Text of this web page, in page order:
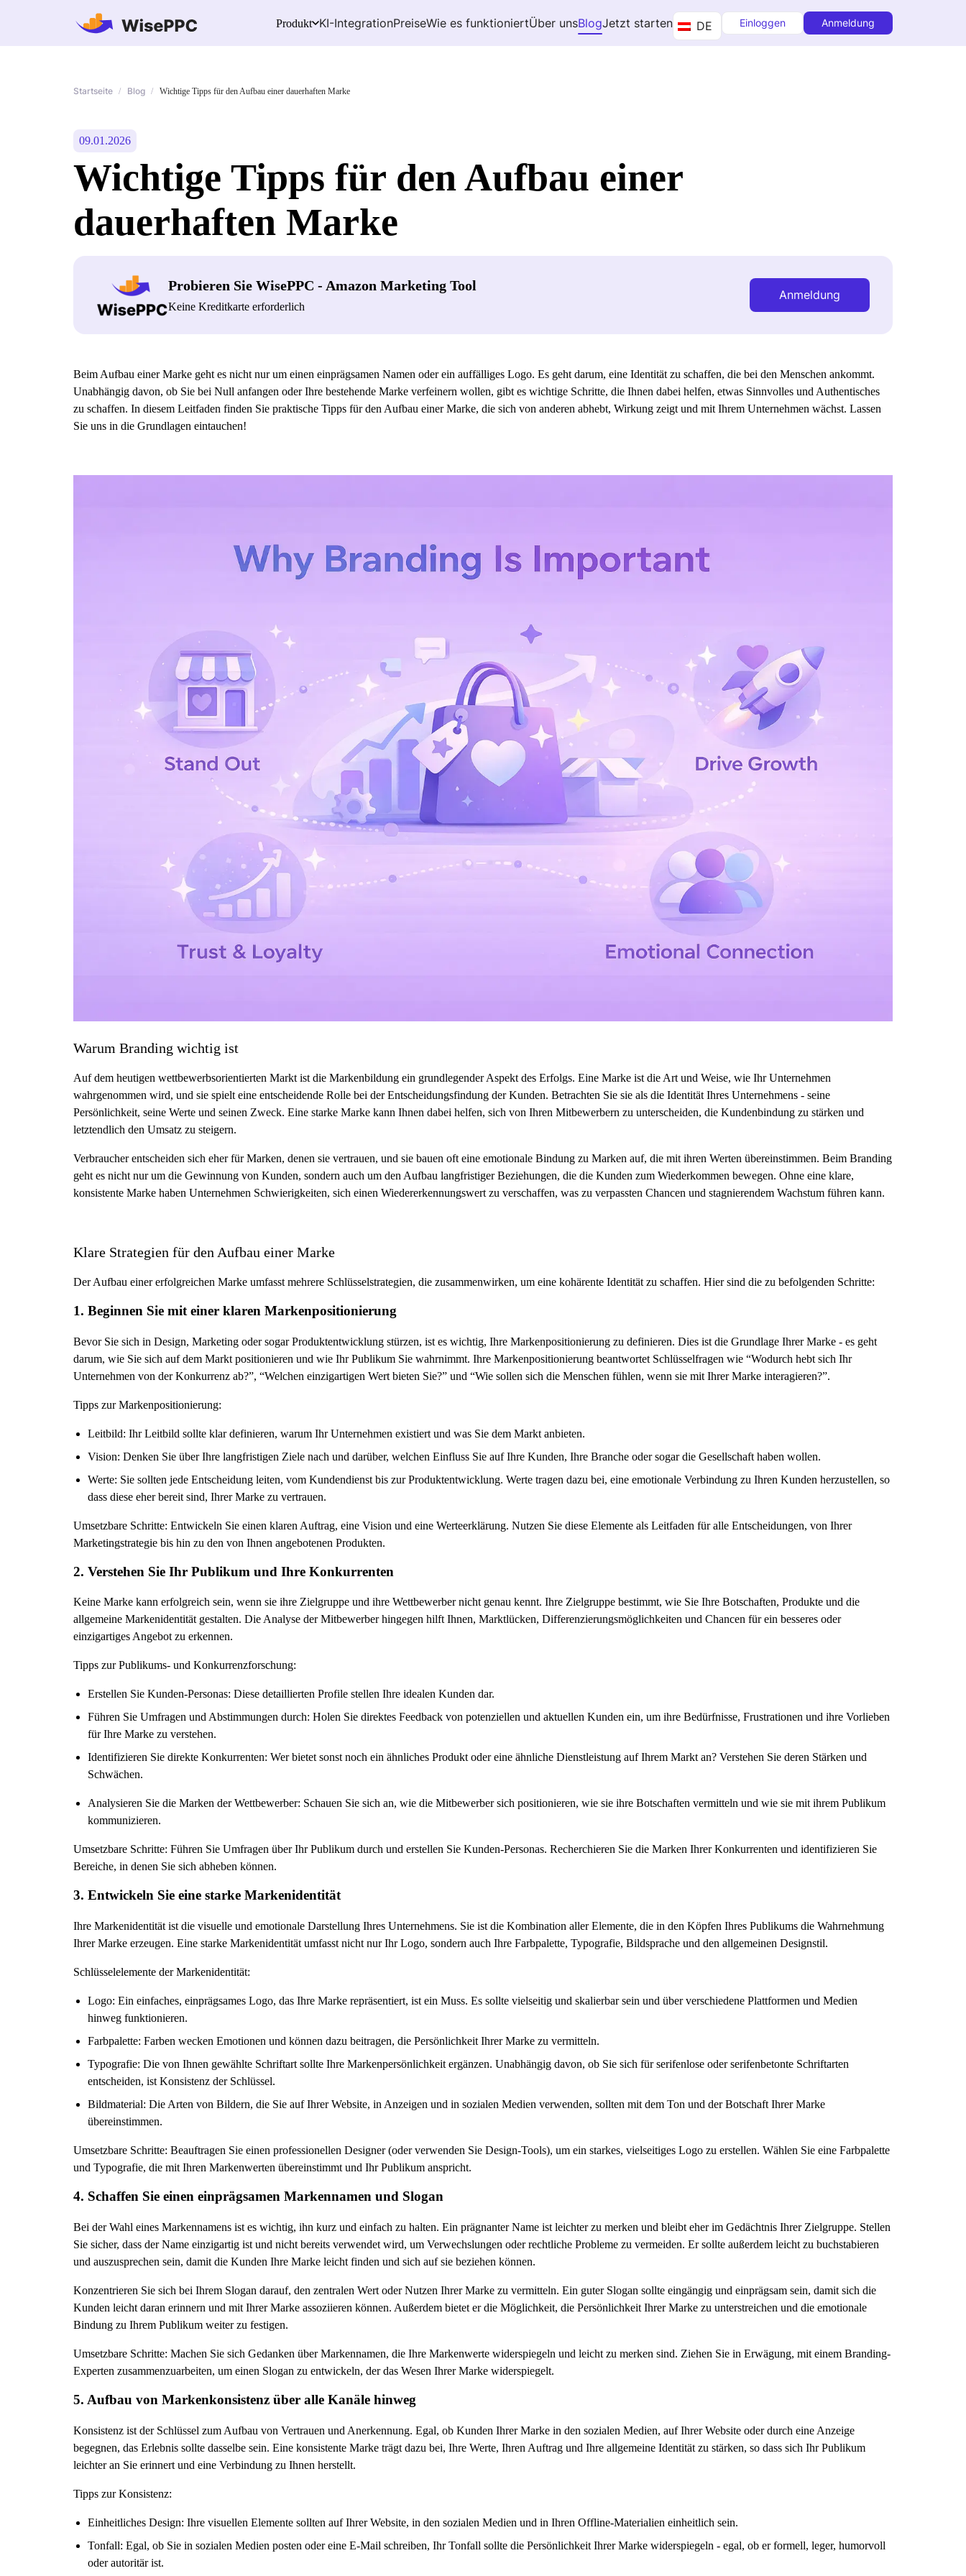
Produkt KI-IntegrationPreiseWie es funktioniertÜber unsBlogJetzt starten DE Einloggen Anmeldung
Startseite / Blog / Wichtige Tipps für den Aufbau einer dauerhaften Marke
09.01.2026
Wichtige Tipps für den Aufbau einer
dauerhaften Marke
Probieren Sie WisePPC - Amazon Marketing Tool
Keine Kreditkarte erforderlich
Anmeldung
Beim Aufbau einer Marke geht es nicht nur um einen einprägsamen Namen oder ein auffälliges Logo. Es geht darum, eine Identität zu schaffen, die bei den Menschen ankommt.
Unabhängig davon, ob Sie bei Null anfangen oder Ihre bestehende Marke verfeinern wollen, gibt es wichtige Schritte, die Ihnen dabei helfen, etwas Sinnvolles und Authentisches
zu schaffen. In diesem Leitfaden finden Sie praktische Tipps für den Aufbau einer Marke, die sich von anderen abhebt, Wirkung zeigt und mit Ihrem Unternehmen wächst. Lassen
Sie uns in die Grundlagen eintauchen!
Warum Branding wichtig ist
Auf dem heutigen wettbewerbsorientierten Markt ist die Markenbildung ein grundlegender Aspekt des Erfolgs. Eine Marke ist die Art und Weise, wie Ihr Unternehmen
wahrgenommen wird, und sie spielt eine entscheidende Rolle bei der Entscheidungsfindung der Kunden. Betrachten Sie sie als die Identität Ihres Unternehmens - seine
Persönlichkeit, seine Werte und seinen Zweck. Eine starke Marke kann Ihnen dabei helfen, sich von Ihren Mitbewerbern zu unterscheiden, die Kundenbindung zu stärken und
letztendlich den Umsatz zu steigern.
Verbraucher entscheiden sich eher für Marken, denen sie vertrauen, und sie bauen oft eine emotionale Bindung zu Marken auf, die mit ihren Werten übereinstimmen. Beim Branding
geht es nicht nur um die Gewinnung von Kunden, sondern auch um den Aufbau langfristiger Beziehungen, die die Kunden zum Wiederkommen bewegen. Ohne eine klare,
konsistente Marke haben Unternehmen Schwierigkeiten, sich einen Wiedererkennungswert zu verschaffen, was zu verpassten Chancen und stagnierendem Wachstum führen kann.
Klare Strategien für den Aufbau einer Marke
Der Aufbau einer erfolgreichen Marke umfasst mehrere Schlüsselstrategien, die zusammenwirken, um eine kohärente Identität zu schaffen. Hier sind die zu befolgenden Schritte:
1. Beginnen Sie mit einer klaren Markenpositionierung
Bevor Sie sich in Design, Marketing oder sogar Produktentwicklung stürzen, ist es wichtig, Ihre Markenpositionierung zu definieren. Dies ist die Grundlage Ihrer Marke - es geht
darum, wie Sie sich auf dem Markt positionieren und wie Ihr Publikum Sie wahrnimmt. Ihre Markenpositionierung beantwortet Schlüsselfragen wie “Wodurch hebt sich Ihr
Unternehmen von der Konkurrenz ab?”, “Welchen einzigartigen Wert bieten Sie?” und “Wie sollen sich die Menschen fühlen, wenn sie mit Ihrer Marke interagieren?”.
Tipps zur Markenpositionierung:
Leitbild: Ihr Leitbild sollte klar definieren, warum Ihr Unternehmen existiert und was Sie dem Markt anbieten.
Vision: Denken Sie über Ihre langfristigen Ziele nach und darüber, welchen Einfluss Sie auf Ihre Kunden, Ihre Branche oder sogar die Gesellschaft haben wollen.
Werte: Sie sollten jede Entscheidung leiten, vom Kundendienst bis zur Produktentwicklung. Werte tragen dazu bei, eine emotionale Verbindung zu Ihren Kunden herzustellen, so
dass diese eher bereit sind, Ihrer Marke zu vertrauen.
Umsetzbare Schritte: Entwickeln Sie einen klaren Auftrag, eine Vision und eine Werteerklärung. Nutzen Sie diese Elemente als Leitfaden für alle Entscheidungen, von Ihrer
Marketingstrategie bis hin zu den von Ihnen angebotenen Produkten.
2. Verstehen Sie Ihr Publikum und Ihre Konkurrenten
Keine Marke kann erfolgreich sein, wenn sie ihre Zielgruppe und ihre Wettbewerber nicht genau kennt. Ihre Zielgruppe bestimmt, wie Sie Ihre Botschaften, Produkte und die
allgemeine Markenidentität gestalten. Die Analyse der Mitbewerber hingegen hilft Ihnen, Marktlücken, Differenzierungsmöglichkeiten und Chancen für ein besseres oder
einzigartiges Angebot zu erkennen.
Tipps zur Publikums- und Konkurrenzforschung:
Erstellen Sie Kunden-Personas: Diese detaillierten Profile stellen Ihre idealen Kunden dar.
Führen Sie Umfragen und Abstimmungen durch: Holen Sie direktes Feedback von potenziellen und aktuellen Kunden ein, um ihre Bedürfnisse, Frustrationen und ihre Vorlieben
für Ihre Marke zu verstehen.
Identifizieren Sie direkte Konkurrenten: Wer bietet sonst noch ein ähnliches Produkt oder eine ähnliche Dienstleistung auf Ihrem Markt an? Verstehen Sie deren Stärken und
Schwächen.
Analysieren Sie die Marken der Wettbewerber: Schauen Sie sich an, wie die Mitbewerber sich positionieren, wie sie ihre Botschaften vermitteln und wie sie mit ihrem Publikum
kommunizieren.
Umsetzbare Schritte: Führen Sie Umfragen über Ihr Publikum durch und erstellen Sie Kunden-Personas. Recherchieren Sie die Marken Ihrer Konkurrenten und identifizieren Sie
Bereiche, in denen Sie sich abheben können.
3. Entwickeln Sie eine starke Markenidentität
Ihre Markenidentität ist die visuelle und emotionale Darstellung Ihres Unternehmens. Sie ist die Kombination aller Elemente, die in den Köpfen Ihres Publikums die Wahrnehmung
Ihrer Marke erzeugen. Eine starke Markenidentität umfasst nicht nur Ihr Logo, sondern auch Ihre Farbpalette, Typografie, Bildsprache und den allgemeinen Designstil.
Schlüsselelemente der Markenidentität:
Logo: Ein einfaches, einprägsames Logo, das Ihre Marke repräsentiert, ist ein Muss. Es sollte vielseitig und skalierbar sein und über verschiedene Plattformen und Medien
hinweg funktionieren.
Farbpalette: Farben wecken Emotionen und können dazu beitragen, die Persönlichkeit Ihrer Marke zu vermitteln.
Typografie: Die von Ihnen gewählte Schriftart sollte Ihre Markenpersönlichkeit ergänzen. Unabhängig davon, ob Sie sich für serifenlose oder serifenbetonte Schriftarten
entscheiden, ist Konsistenz der Schlüssel.
Bildmaterial: Die Arten von Bildern, die Sie auf Ihrer Website, in Anzeigen und in sozialen Medien verwenden, sollten mit dem Ton und der Botschaft Ihrer Marke
übereinstimmen.
Umsetzbare Schritte: Beauftragen Sie einen professionellen Designer (oder verwenden Sie Design-Tools), um ein starkes, vielseitiges Logo zu erstellen. Wählen Sie eine Farbpalette
und Typografie, die mit Ihren Markenwerten übereinstimmt und Ihr Publikum anspricht.
4. Schaffen Sie einen einprägsamen Markennamen und Slogan
Bei der Wahl eines Markennamens ist es wichtig, ihn kurz und einfach zu halten. Ein prägnanter Name ist leichter zu merken und bleibt eher im Gedächtnis Ihrer Zielgruppe. Stellen
Sie sicher, dass der Name einzigartig ist und nicht bereits verwendet wird, um Verwechslungen oder rechtliche Probleme zu vermeiden. Er sollte außerdem leicht zu buchstabieren
und auszusprechen sein, damit die Kunden Ihre Marke leicht finden und sich auf sie beziehen können.
Konzentrieren Sie sich bei Ihrem Slogan darauf, den zentralen Wert oder Nutzen Ihrer Marke zu vermitteln. Ein guter Slogan sollte eingängig und einprägsam sein, damit sich die
Kunden leicht daran erinnern und mit Ihrer Marke assoziieren können. Außerdem bietet er die Möglichkeit, die Persönlichkeit Ihrer Marke zu unterstreichen und die emotionale
Bindung zu Ihrem Publikum weiter zu festigen.
Umsetzbare Schritte: Machen Sie sich Gedanken über Markennamen, die Ihre Markenwerte widerspiegeln und leicht zu merken sind. Ziehen Sie in Erwägung, mit einem Branding-
Experten zusammenzuarbeiten, um einen Slogan zu entwickeln, der das Wesen Ihrer Marke widerspiegelt.
5. Aufbau von Markenkonsistenz über alle Kanäle hinweg
Konsistenz ist der Schlüssel zum Aufbau von Vertrauen und Anerkennung. Egal, ob Kunden Ihrer Marke in den sozialen Medien, auf Ihrer Website oder durch eine Anzeige
begegnen, das Erlebnis sollte dasselbe sein. Eine konsistente Marke trägt dazu bei, Ihre Werte, Ihren Auftrag und Ihre allgemeine Identität zu stärken, so dass sich Ihr Publikum
leichter an Sie erinnert und eine Verbindung zu Ihnen herstellt.
Tipps zur Konsistenz:
Einheitliches Design: Ihre visuellen Elemente sollten auf Ihrer Website, in den sozialen Medien und in Ihren Offline-Materialien einheitlich sein.
Tonfall: Egal, ob Sie in sozialen Medien posten oder eine E-Mail schreiben, Ihr Tonfall sollte die Persönlichkeit Ihrer Marke widerspiegeln - egal, ob er formell, leger, humorvoll
oder autoritär ist.